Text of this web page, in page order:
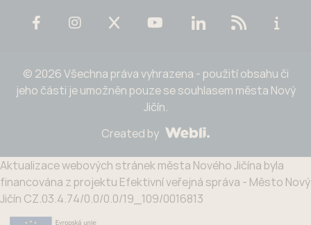
© 2026 Všechna práva vyhrazena - použití obsahu či
jeho části je umožněn pouze se souhlasem města Nový
Jičín.
Created by
Aktualizace webových stránek města Nového Jičína byla
financována z projektu Efektivní veřejná správa - Město Nový
Jičín CZ.03.4.74/0.0/0.0/19_109/0016813